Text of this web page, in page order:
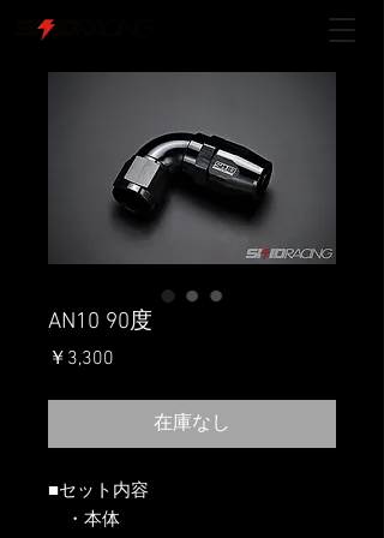
AN10 90度
￥3,300
在庫なし
■セット内容
・本体